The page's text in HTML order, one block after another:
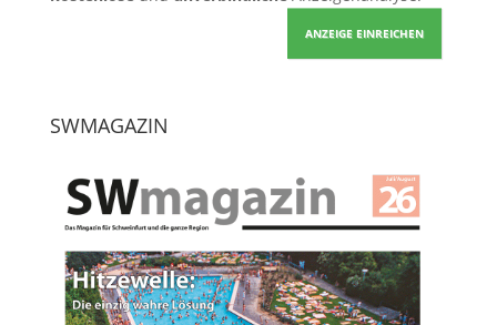
ANZEIGE EINREICHEN
SWMAGAZIN